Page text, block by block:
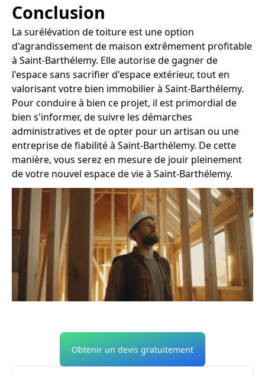
Conclusion
La surélévation de toiture est une option
d'agrandissement de maison extrêmement profitable
à Saint-Barthélemy. Elle autorise de gagner de
l'espace sans sacrifier d'espace extérieur, tout en
valorisant votre bien immobilier à Saint-Barthélemy.
Pour conduire à bien ce projet, il est primordial de
bien s'informer, de suivre les démarches
administratives et de opter pour un artisan ou une
entreprise de fiabilité à Saint-Barthélemy. De cette
manière, vous serez en mesure de jouir pleinement
de votre nouvel espace de vie à Saint-Barthélemy.
Obtenir un devis gratuitement